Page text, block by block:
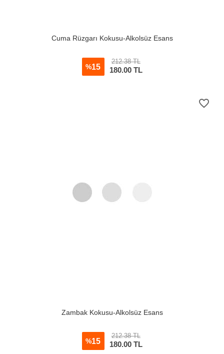
Cuma Rüzgarı Kokusu-Alkolsüz Esans
%15
212.38 TL
180.00TL
favorite_border
Zambak Kokusu-Alkolsüz Esans
%15
212.38 TL
180.00TL